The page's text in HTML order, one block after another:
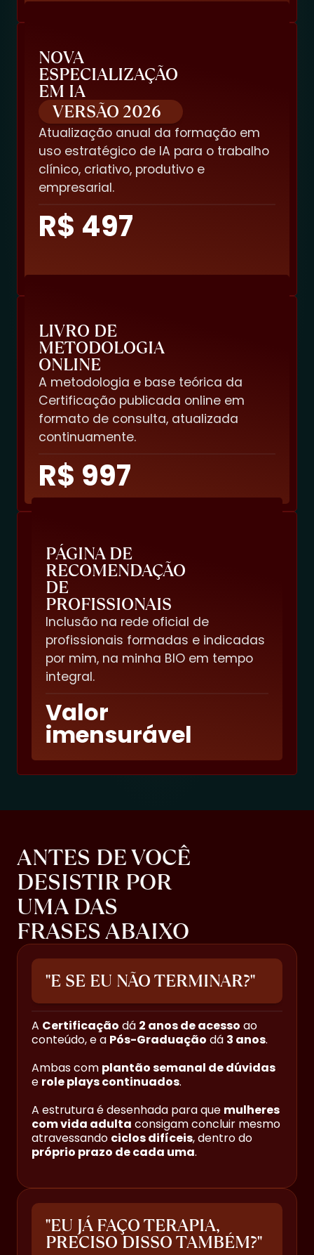
NOVA
ESPECIALIZAÇÃO
EM IA
VERSÃO 2026
Atualização anual da formação em
uso estratégico de IA para o trabalho
clínico, criativo, produtivo e
empresarial.
R$ 497
LIVRO DE
METODOLOGIA
ONLINE
A metodologia e base teórica da
Certificação publicada online em
formato de consulta, atualizada
continuamente.
R$ 997
PÁGINA DE
RECOMENDAÇÃO
DE
PROFISSIONAIS
Inclusão na rede oficial de
profissionais formadas e indicadas
por mim, na minha BIO em tempo
integral.
Valor
imensurável
ANTES DE VOCÊ
DESISTIR POR
UMA DAS
FRASES ABAIXO
"EU JÁ FAÇO TERAPIA,
PRECISO DISSO TAMBÉM?"
"E SE EU NÃO TERMINAR?"
A Certificação dá 2 anos de acesso ao
conteúdo, e a Pós-Graduação dá 3 anos.
Ambas com plantão semanal de dúvidas
e role plays continuados.
A estrutura é desenhada para que mulheres
com vida adulta consigam concluir mesmo
atravessando ciclos difíceis, dentro do
próprio prazo de cada uma.